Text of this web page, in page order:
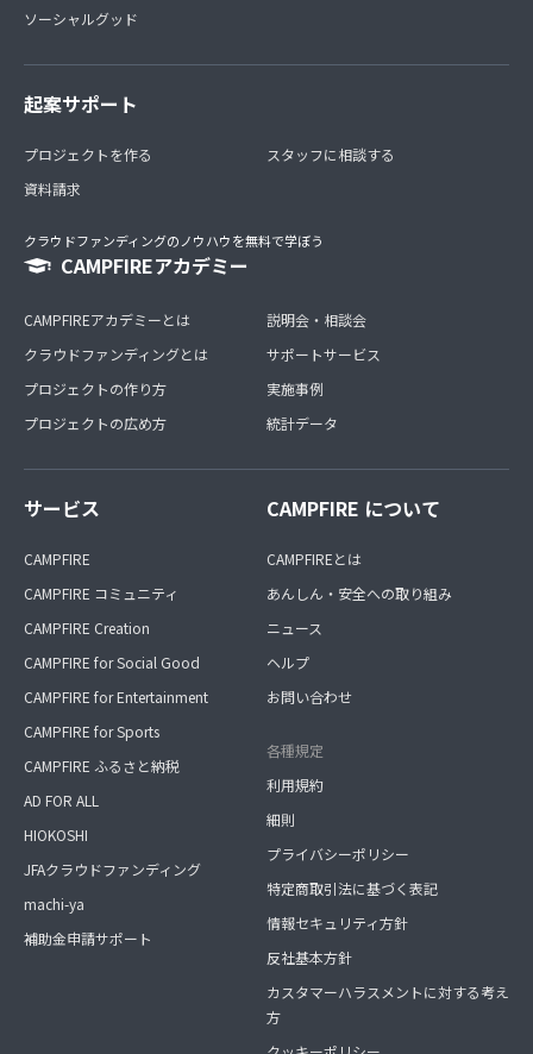
ソーシャルグッド
起案サポート
プロジェクトを作る
資料請求
スタッフに相談する
クラウドファンディングのノウハウを無料で学ぼう
CAMPFIREアカデミー
CAMPFIREアカデミーとは
クラウドファンディングとは
プロジェクトの作り方
プロジェクトの広め方
説明会・相談会
サポートサービス
実施事例
統計データ
サービス
CAMPFIRE
CAMPFIRE コミュニティ
CAMPFIRE Creation
CAMPFIRE for Social Good
CAMPFIRE for Entertainment
CAMPFIRE for Sports
CAMPFIRE ふるさと納税
AD FOR ALL
HIOKOSHI
JFAクラウドファンディング
machi-ya
補助金申請サポート
CAMPFIRE について
CAMPFIREとは
あんしん・安全への取り組み
ニュース
ヘルプ
お問い合わせ
各種規定
利用規約
細則
プライバシーポリシー
特定商取引法に基づく表記
情報セキュリティ方針
反社基本方針
カスタマーハラスメントに対する考え
方